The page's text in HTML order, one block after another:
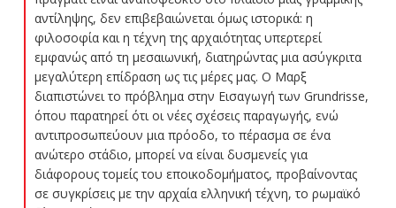
αντίληψης, δεν επιβεβαιώνεται όμως ιστορικά: η
φιλοσοφία και η τέχνη της αρχαιότητας υπερτερεί
εμφανώς από τη μεσαιωνική, διατηρώντας μια ασύγκριτα
μεγαλύτερη επίδραση ως τις μέρες μας. Ο Μαρξ
διαπιστώνει το πρόβλημα στην Εισαγωγή των Grundrisse,
όπου παρατηρεί ότι οι νέες σχέσεις παραγωγής, ενώ
αντιπροσωπεύουν μια πρόοδο, το πέρασμα σε ένα
ανώτερο στάδιο, μπορεί να είναι δυσμενείς για
διάφορους τομείς του εποικοδομήματος, προβαίνοντας
σε συγκρίσεις με την αρχαία ελληνική τέχνη, το ρωμαϊκό